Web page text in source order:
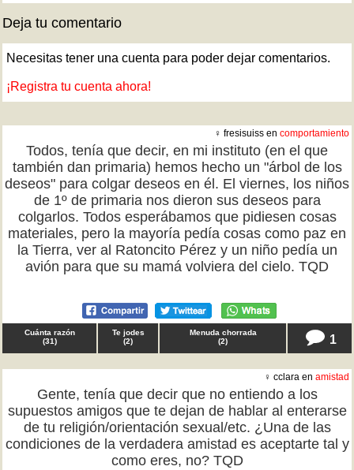
Deja tu comentario
Necesitas tener una cuenta para poder dejar comentarios.
¡Registra tu cuenta ahora!
♀ fresisuiss en comportamiento
Todos, tenía que decir, en mi instituto (en el que
también dan primaria) hemos hecho un "árbol de los
deseos" para colgar deseos en él. El viernes, los niños
de 1º de primaria nos dieron sus deseos para
colgarlos. Todos esperábamos que pidiesen cosas
materiales, pero la mayoría pedía cosas como paz en
la Tierra, ver al Ratoncito Pérez y un niño pedía un
avión para que su mamá volviera del cielo. TQD
Cuánta razón
(31)
Te jodes
(2)
Menuda chorrada
(2) 1
♀ cclara en amistad
Gente, tenía que decir que no entiendo a los
supuestos amigos que te dejan de hablar al enterarse
de tu religión/orientación sexual/etc. ¿Una de las
condiciones de la verdadera amistad es aceptarte tal y
como eres, no? TQD